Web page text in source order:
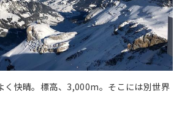
く快晴。標高、3,000m。そこには別世界